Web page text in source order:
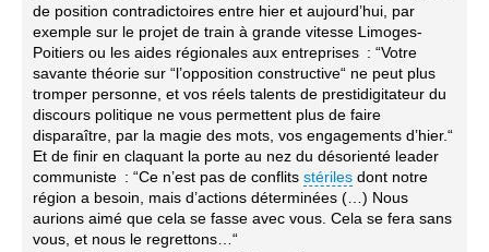
de position contradictoires entre hier et aujourd’hui, par
exemple sur le projet de train à grande vitesse Limoges-
Poitiers ou les aides régionales aux entreprises : “Votre
savante théorie sur “l’opposition constructive“ ne peut plus
tromper personne, et vos réels talents de prestidigitateur du
discours politique ne vous permettent plus de faire
disparaître, par la magie des mots, vos engagements d’hier.“
Et de finir en claquant la porte au nez du désorienté leader
communiste : “Ce n’est pas de conflits stériles dont notre
région a besoin, mais d’actions déterminées (…) Nous
aurions aimé que cela se fasse avec vous. Cela se fera sans
vous, et nous le regrettons…“